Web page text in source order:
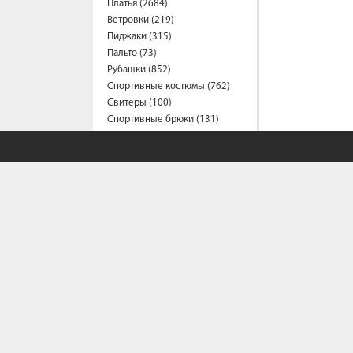
Платья (2684)
Ветровки (219)
Пиджаки (315)
Пальто (73)
Рубашки (852)
Спортивные костюмы (762)
Свитеры (100)
Спортивные брюки (131)